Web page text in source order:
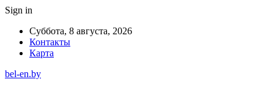
Sign in
Суббота, 8 августа, 2026
Контакты
Карта
bel-en.by